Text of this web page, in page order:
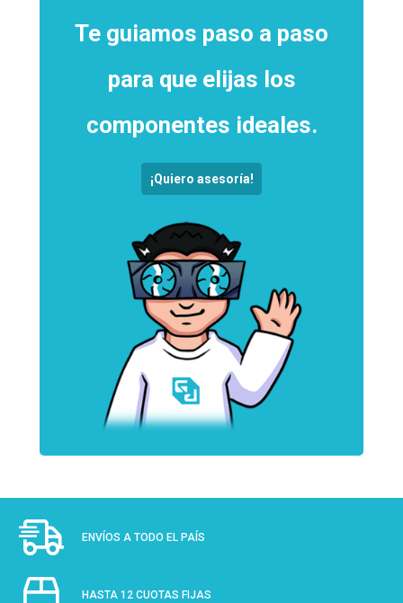
Te guiamos paso a paso
para que elijas los
componentes ideales.
¡Quiero asesoría!
ENVÍOS A TODO EL PAÍS
HASTA 12 CUOTAS FIJAS